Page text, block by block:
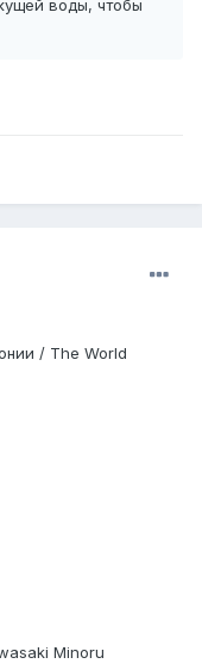
воды, чтобы
/ The World
Minoru